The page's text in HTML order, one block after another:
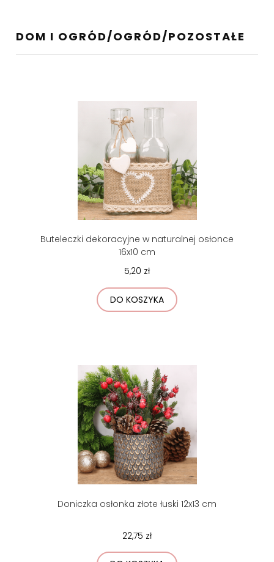
DOM I OGRÓD/OGRÓD/POZOSTAŁE
Buteleczki dekoracyjne w naturalnej osłonce
16x10 cm
5,20 zł
DO KOSZYKA
Doniczka osłonka złote łuski 12x13 cm
22,75 zł